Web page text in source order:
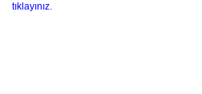
tıklayınız.